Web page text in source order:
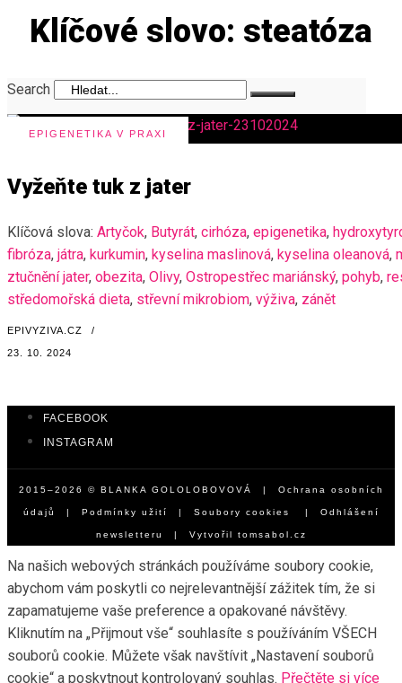
Klíčové slovo: steatóza
Search
EPIGENETIKA V PRAXI
Vyžeňte tuk z jater
Klíčová slova: Artyčok, Butyrát, cirhóza, epigenetika,
fibróza, játra, kurkumin, kyselina maslinová, kyselina oleanová,
ztučnění jater, obezita, Olivy, Ostropestřec mariánský, pohyb,
středomořská dieta, střevní mikrobiom, výživa, zánět
EPIVYZIVA.CZ /
23. 10. 2024
FACEBOOK
INSTAGRAM
2015–2026 © BLANKA GOLOLOBOVOVÁ | Ochrana osobních
údajů | Podmínky užití | Soubory cookies | Odhlášení
newsletteru | Vytvořil tomsabol.cz
Na našich webových stránkách používáme soubory cookie,
abychom vám poskytli co nejrelevantnější zážitek tím, že si
zapamatujeme vaše preference a opakované návštěvy.
Kliknutím na „Přijmout vše“ souhlasíte s používáním VŠECH
souborů cookie. Můžete však navštívit „Nastavení souborů
cookie“ a poskytnout kontrolovaný souhlas. Přečtěte si více